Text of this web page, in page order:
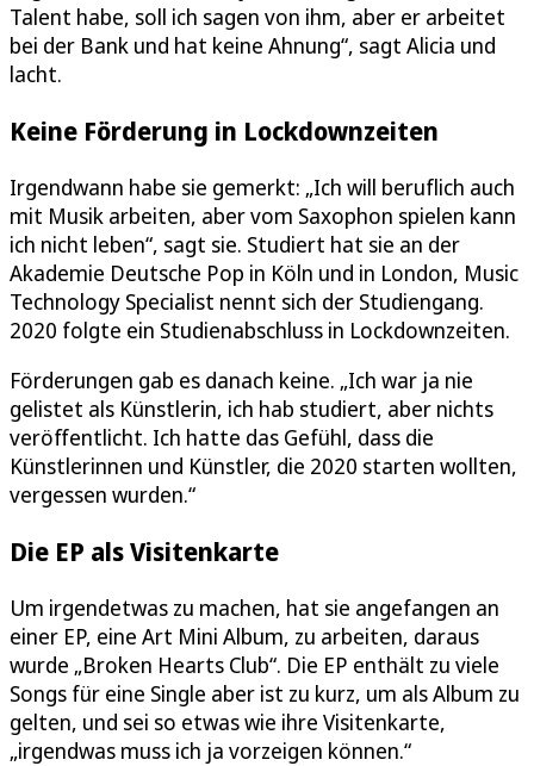
Talent habe, soll ich sagen von ihm, aber er arbeitet
bei der Bank und hat keine Ahnung“, sagt Alicia und
lacht.
Keine Förderung in Lockdownzeiten
Irgendwann habe sie gemerkt: „Ich will beruflich auch
mit Musik arbeiten, aber vom Saxophon spielen kann
ich nicht leben“, sagt sie. Studiert hat sie an der
Akademie Deutsche Pop in Köln und in London, Music
Technology Specialist nennt sich der Studiengang.
2020 folgte ein Studienabschluss in Lockdownzeiten.
Förderungen gab es danach keine. „Ich war ja nie
gelistet als Künstlerin, ich hab studiert, aber nichts
veröffentlicht. Ich hatte das Gefühl, dass die
Künstlerinnen und Künstler, die 2020 starten wollten,
vergessen wurden.“
Die EP als Visitenkarte
Um irgendetwas zu machen, hat sie angefangen an
einer EP, eine Art Mini Album, zu arbeiten, daraus
wurde „Broken Hearts Club“. Die EP enthält zu viele
Songs für eine Single aber ist zu kurz, um als Album zu
gelten, und sei so etwas wie ihre Visitenkarte,
„irgendwas muss ich ja vorzeigen können.“